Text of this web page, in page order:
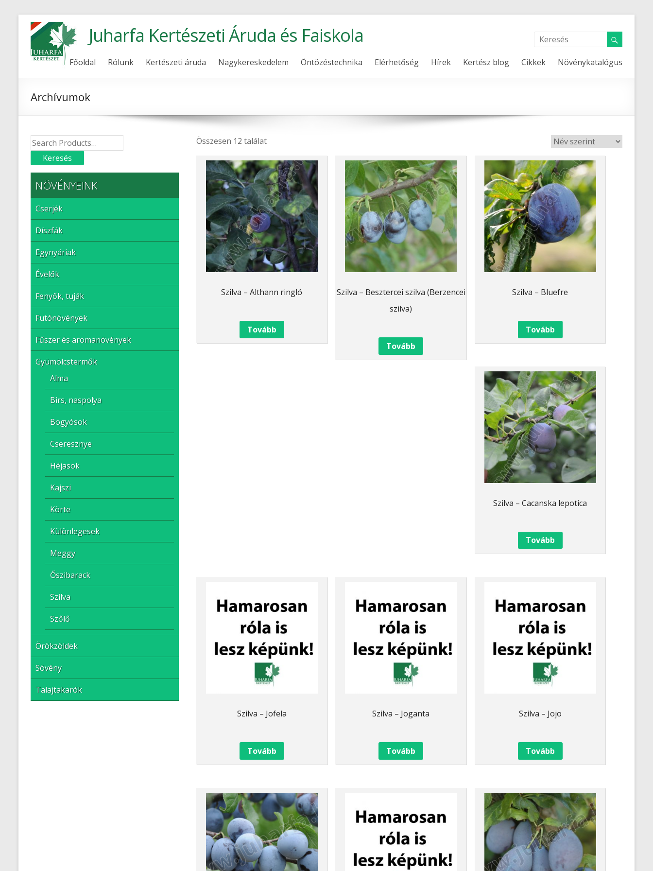
Juharfa Kertészeti Áruda és Faiskola
Főoldal Rólunk Kertészeti áruda Nagykereskedelem Öntözéstechnika Elérhetőség Hírek Kertész blog Cikkek Növénykatalógus
Archívumok
Összesen 12 találat
Szilva – Althann ringló
Tovább
Szilva – Besztercei szilva (Berzencei
szilva)
Tovább
Szilva – Bluefre
Tovább
Szilva – Cacanska lepotica
Tovább
Szilva – Jofela
Tovább
Szilva – Joganta
Tovább
Szilva – Jojo
Tovább
NÖVÉNYEINK
Cserjék
Díszfák
Egynyáriak
Évelők
Fenyők, tuják
Futónövények
Fűszer és aromanövények
Gyümölcstermők
Alma
Birs, naspolya
Bogyósok
Cseresznye
Héjasok
Kajszi
Körte
Különlegesek
Meggy
Őszibarack
Szilva
Szőlő
Örökzöldek
Sövény
Talajtakarók